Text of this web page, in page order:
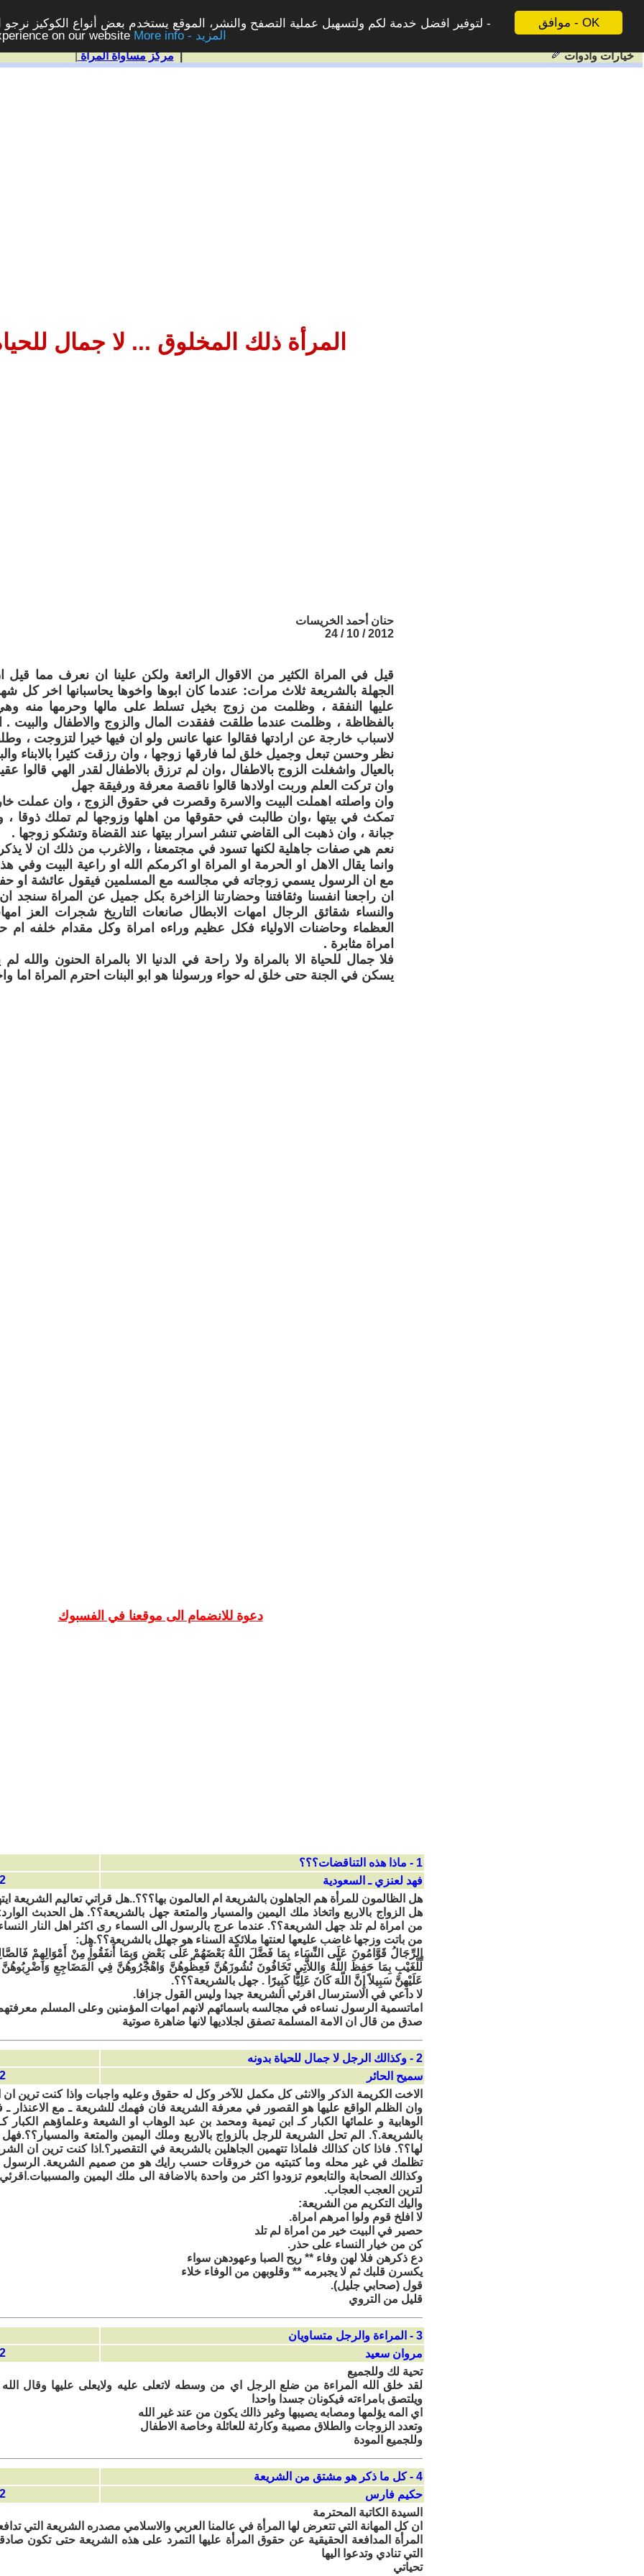
موافق - OK
لتوفير افضل خدمة لكم ولتسهيل عملية التصفح والنشر، الموقع يستخدم بعض أنواع الكوكيز
on our website
More info - المزيد
| مركز مساواة المرأة| خيارات وادوات
المرأة ذلك المخلوق ... لا جمال
حنان أحمد الخريسات
2012 / 10 / 24
قيل في المراة الكثير من الاقوال الرائعة ولكن علينا ان نعرف مما
الجهلة بالشريعة ثلاث مرات: عندما كان ابوها واخوها يحاسبانها اخر كل
عليها النفقة ، وظلمت من زوج بخيل تسلط على مالها وحرمها منه وهي
بالفظاظة ، وظلمت عندما طلقت ففقدت المال والزوج والاطفال والبيت .
لاسباب خارجة عن ارادتها فقالوا عنها عانس ولو ان فيها خيرا لتزوجت ،
نظر وحسن تبعل وجميل خلق لما فارقها زوجها ، وان رزقت كثيرا بالابناء
بالعيال واشغلت الزوج بالاطفال ،وان لم ترزق بالاطفال لقدر الهي قالوا
وان تركت العلم وربت اولادها قالوا ناقصة معرفة ورفيقة جهل
وان واصلته اهملت البيت والاسرة وقصرت في حقوق الزوج ، وان عملت
تمكث في بيتها ،وان طالبت في حقوقها من اهلها وزوجها لم تملك ذوقا ،
جبانة ، وان ذهبت الى القاضي تنشر اسرار بيتها عند القضاة وتشكو زوجها .
نعم هي صفات جاهلية لكنها تسود في مجتمعنا ، والاغرب من ذلك ان لا
وانما يقال الاهل او الحرمة او المراة او اكرمكم الله او راعية البيت وفي هذا
مع ان الرسول يسمي زوجاته في مجالسه مع المسلمين فيقول عائشة او
ان راجعنا انفسنا وثقافتنا وحضارتنا الزاخرة بكل جميل عن المراة سنجد
والنساء شقائق الرجال امهات الابطال صانعات التاريخ شجرات العز
العظماء وحاضنات الاولياء فكل عظيم وراءه امراة وكل مقدام خلفه
امراة مثابرة .
فلا جمال للحياة الا بالمراة ولا راحة في الدنيا الا بالمراة الحنون والله
يسكن في الجنة حتى خلق له حواء ورسولنا هو ابو البنات احترم المراة اما
دعوة للانضمام الى موقعنا في الفسبوك
1 - ماذا هذه التناقضات؟؟؟
فهد لعنزي ـ السعودية
هل الظالمون للمرأة هم الجاهلون بالشريعة ام العالمون بها؟؟؟..هل قراتي تعاليم الشريعة
هل الزواج بالاربع واتخاذ ملك اليمين والمسيار والمتعة جهل بالشريعة؟؟. هل الحدبث
من امراة لم تلد جهل الشريعة؟؟. عندما عرج بالرسول الى السماء رى اكثر اهل النار
من باتت وزجها غاضب عليعها لعنتها ملائكة السناء هو جهلل بالشريعة؟؟.هل:
الرِّجَالُ قَوَّامُونَ عَلَى النِّسَاء بِمَا فَضَّلَ اللّهُ بَعْضَهُمْ عَلَى بَعْضٍ وَبِمَا أَنفَقُواْ مِنْ أَمْوَالِهِمْ
لِّلْغَيْبِ بِمَا حَفِظَ اللّهُ وَاللاَّتِي تَخَافُونَ نُشُوزَهُنَّ فَعِظُوهُنَّ وَاهْجُرُوهُنَّ فِي الْمَضَاجِعِ وَاضْرِبُوهُنَّ
عَلَيْهِنَّ سَبِيلاً إِنَّ اللّهَ كَانَ عَلِيًّا كَبِيرًا . جهل بالشريعة؟؟؟.
لا داعي في الاسترسال اقرئي الشريعة جيدا وليس القول جزافا.
اماتسمية الرسول نساءه في مجالسه باسمائهم لانهم امهات المؤمنين وعلى المسلم
صدق من قال ان الامة المسلمة تصفق لجلاديها لانها ضاهرة صوتية
2 - وكذالك الرجل لا جمال للحياة بدونه
سميح الحائر
الاخت الكريمة الذكر والانثى كل مكمل للآخر وكل له حقوق وعليه واجبات واذا كنت ترين
وان الظلم الواقع عليها هو القصور في معرفة الشريعة فان فهمك للشريعة ـ مع الاعنذار
الوهابية و علمائها الكبار كـ ابن تيمية ومحمد بن عبد الوهاب او الشيعة وعلماؤهم الكبار
بالشريعة.؟. الم تحل الشريعة للرجل بالزواج بالاربع وملك اليمين والمتعة والمسيار؟؟.فهل
لها؟؟. فاذا كان كذالك فلماذا تتهمين الجاهلين بالشربعة في التقصير؟.اذا كنت ترين ان
تظلمك في غير محله وما كتبتيه من خروقات حسب رايك هو من صميم الشريعة. الرسول
وكذالك الصحابة والتابعوم تزودوا اكثر من واحدة بالاضافة الى ملك اليمين
لترين العجب العجاب.
واليك التكريم من الشريعة:
لا افلخ قوم ولوا امرهم امراة.
حصير في البيت خير من امراة لم تلد
كن من خيار النساء على حذر.
دع ذكرهن فلا لهن وفاء ** ريح الصبا وعهودهن سواء
يكسرن قلبك ثم لا يجبرمه ** وقلوبهن من الوفاء خلاء
قول (صحابي جليل).
قليل من التروي
3 - المراءة والرجل متساويان
مروان سعيد
تحية لك وللجميع
لقد خلق الله المراءة من ضلع الرجل اي من وسطه لاتعلى عليه ولايعلى عليها وقال
ويلتصق بامراءته فيكونان جسدا واحدا
اي المه يؤلمها ومصابه يصيبها وغير ذالك يكون من عند غير الله
وتعدد الزوجات والطلاق مصيبة وكارثة للعائلة وخاصة الاطفال
وللجميع المودة
4 - كل ما ذكر هو مشتق من الشريعة
حكيم فارس
السيدة الكاتبة المحترمة
ان كل المهانة التي تتعرض لها المرأة في عالمنا العربي والاسلامي مصدره الشريعة التي
المرأة المدافعة الحقيقية عن حقوق المرأة عليها التمرد على هذه الشريعة حتى تكون
التي تنادي وتدعوا اليها
تحياتي